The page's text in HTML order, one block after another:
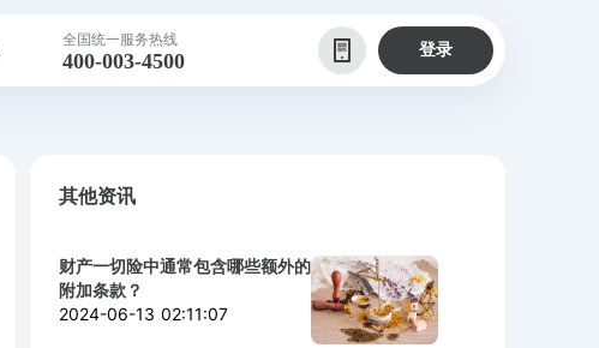
全国统一服务热线
400-003-4500 登录
其他资讯
财产一切险中通常包含哪些额外的
附加条款？
2024-06-13 02:11:07